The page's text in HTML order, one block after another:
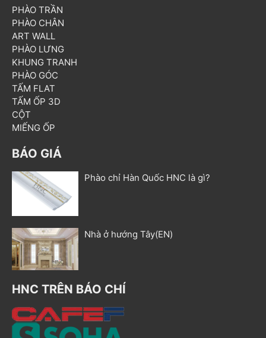
PHÀO TRẦN
PHÀO CHÂN
ART WALL
PHÀO LƯNG
KHUNG TRANH
PHÀO GÓC
TẤM FLAT
TẤM ỐP 3D
CỘT
MIẾNG ỐP
BÁO GIÁ
Phào chỉ Hàn Quốc HNC là gì?
Nhà ở hướng Tây(EN)
HNC TRÊN BÁO CHÍ